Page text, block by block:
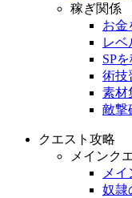
稼ぎ関係
お金
レベ
SP
術技
素材
敵撃
クエスト攻略
メインク
メ
奴隷